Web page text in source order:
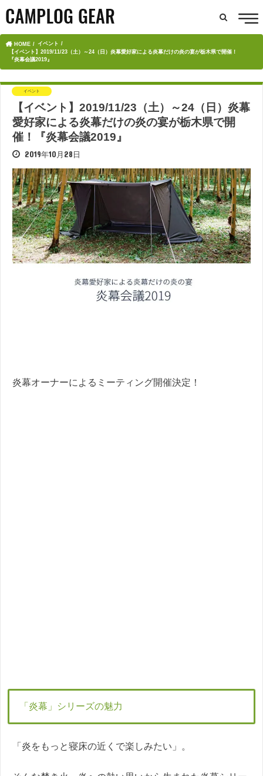
HOME
イベント
【イベント】2019/11/23（土）～24（日）炎幕愛好家による炎幕だけの炎の宴が栃木県で開催！
『炎幕会議2019』
イベント
【イベント】2019/11/23（土）～24（日）炎幕
愛好家による炎幕だけの炎の宴が栃木県で開
催！『炎幕会議2019』
2019年10月28日
炎幕オーナーによるミーティング開催決定！
「炎幕」シリーズの魅力
「炎をもっと寝床の近くで楽しみたい」。